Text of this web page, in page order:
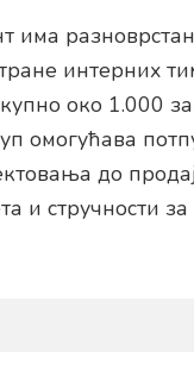
интерних
око 1.000
омогућава
до
и стручности